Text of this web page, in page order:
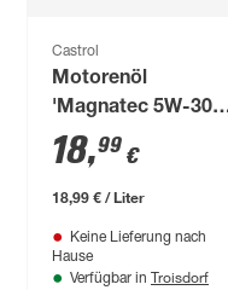
Castrol
Motorenöl
'Magnatec 5W-30
C2' 1 l
18,99 €
18,99 € / Liter
Keine Lieferung nach
Hause
Verfügbar in Troisdorf